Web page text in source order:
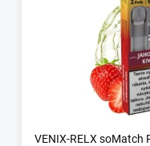
VENIX-RELX soMatch